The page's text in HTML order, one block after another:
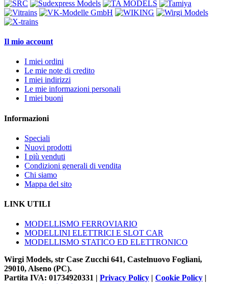
Il mio account
I miei ordini
Le mie note di credito
I miei indirizzi
Le mie informazioni personali
I miei buoni
Informazioni
Speciali
Nuovi prodotti
I più venduti
Condizioni generali di vendita
Chi siamo
Mappa del sito
LINK UTILI
MODELLISMO FERROVIARIO
MODELLINI ELETTRICI E SLOT CAR
MODELLISMO STATICO ED ELETTRONICO
Wirgi Models, str Case Zucchi 641, Castelnuovo Fogliani,
29010, Alseno (PC).
Partita IVA: 01734920331 | Privacy Policy | Cookie Policy |